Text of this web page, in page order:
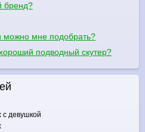
бренд?
можно мне подобрать?
подводный скутер?
с девушкой